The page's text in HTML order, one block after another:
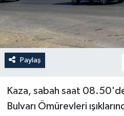
Paylaş
Kaza, sabah saat
Bulvarı Ömürevleri